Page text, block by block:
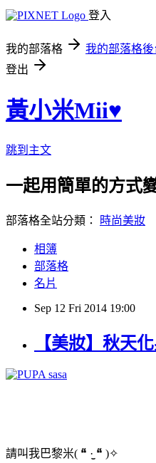
登入
我的部落格 我的部落格後
登出
黃小米Mii♥
跳到主文
一起用簡單的方式
部落格全站分類： 時尚美妝
相簿
部落格
名片
Sep 12 Fri 2014 19:00
【美妝】秋天
請叫我巴黎米( ❝̆ ·̫̮ ❝̆ )✧